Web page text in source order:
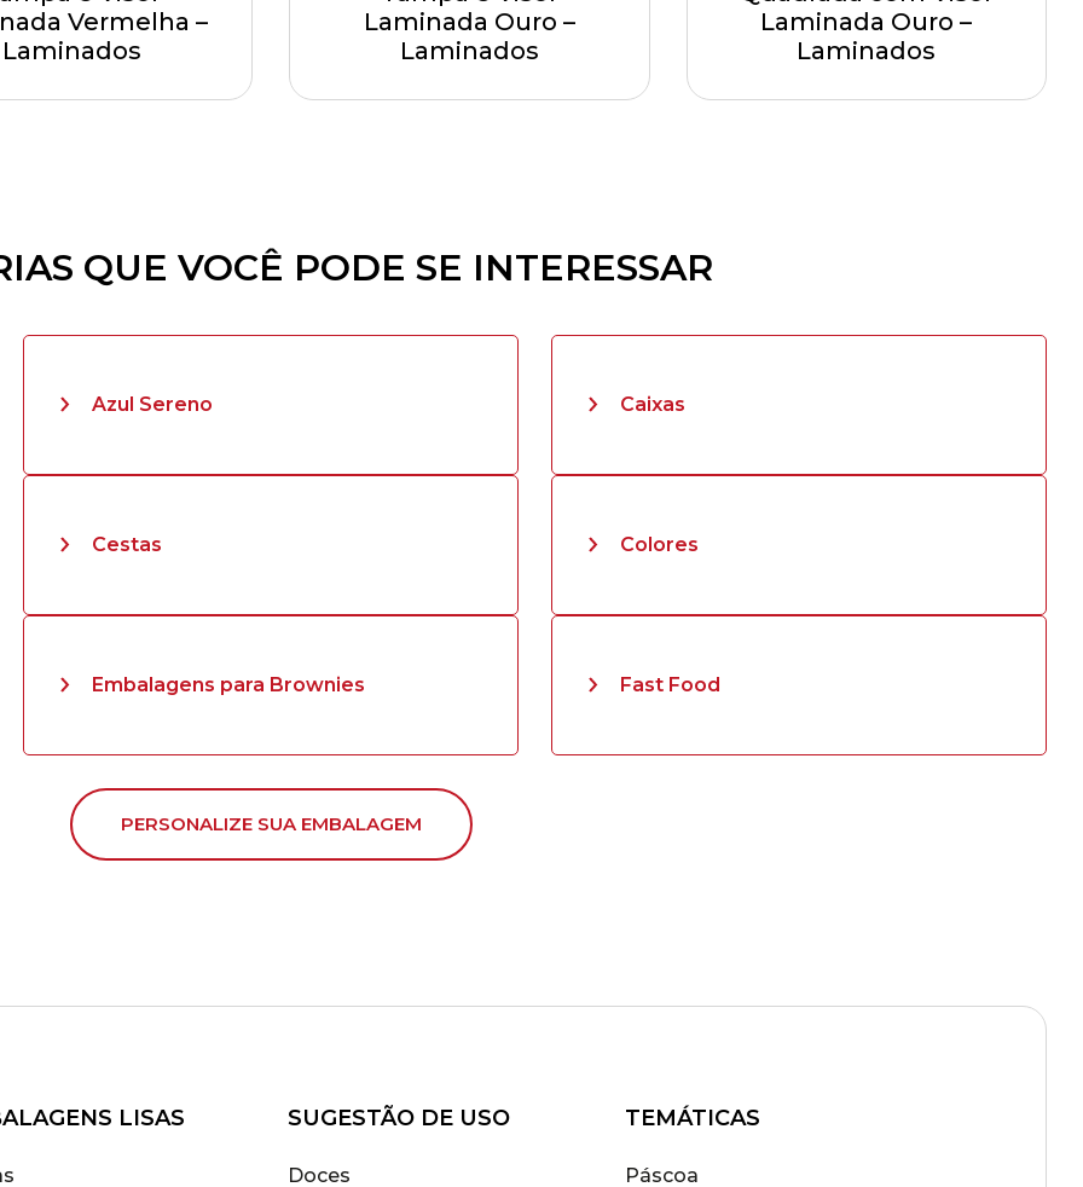
Vermelha –
Laminados
Laminada Ouro –
Laminados
Laminada Ouro –
Laminados
QUE VOCÊ PODE SE INTERESSAR
Azul Sereno Caixas
Cestas Colores
Embalagens para Brownies Fast Food
PERSONALIZE SUA EMBALAGEM
LISAS SUGESTÃO DE USO
Doces
TEMÁTICAS
Páscoa